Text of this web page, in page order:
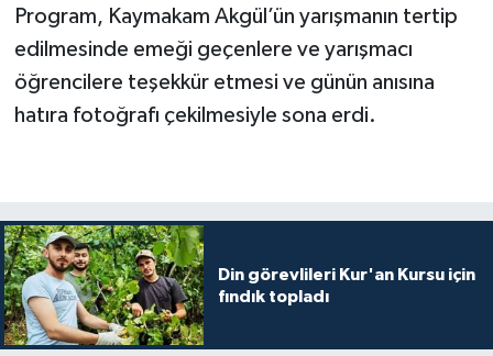
Program, Kaymakam Akgül’ün yarışmanın tertip
edilmesinde emeği geçenlere ve yarışmacı
öğrencilere teşekkür etmesi ve günün anısına
hatıra fotoğrafı çekilmesiyle sona erdi.
Din görevlileri Kur'an Kursu için
fındık topladı
Hatay Müftülüğü
Iğdır Müftülüğü
İstanbul Müftülüğü
İzmir Müftülüğü
Kahramanmaraş Müftülüğü